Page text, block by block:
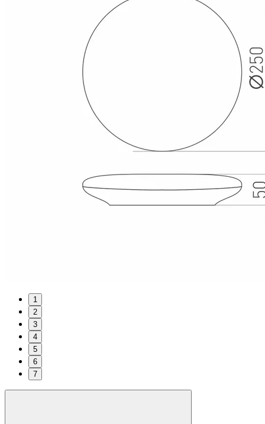
1
2
3
4
5
6
7